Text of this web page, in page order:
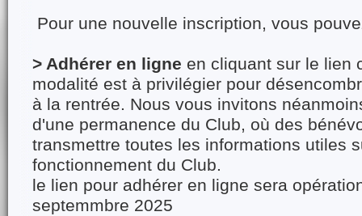
Pour une nouvelle inscription, vous
> Adhérer en ligne en cliquant sur le lien
modalité est à privilégier pour
à la rentrée. Nous vous invitons
d'une permanence du Club, où des
transmettre toutes les informations utiles
fonctionnement du Club.
le lien pour adhérer en ligne sera
septemmbre 2025